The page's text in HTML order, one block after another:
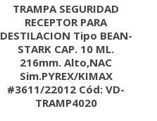
TRAMPA SEGURIDAD
RECEPTOR PARA
DESTILACION Tipo BEAN-
STARK CAP. 10 ML.
216mm. Alto,NAC
Sim.PYREX/KIMAX
#3611/22012 Cód: VD-
TRAMP4020